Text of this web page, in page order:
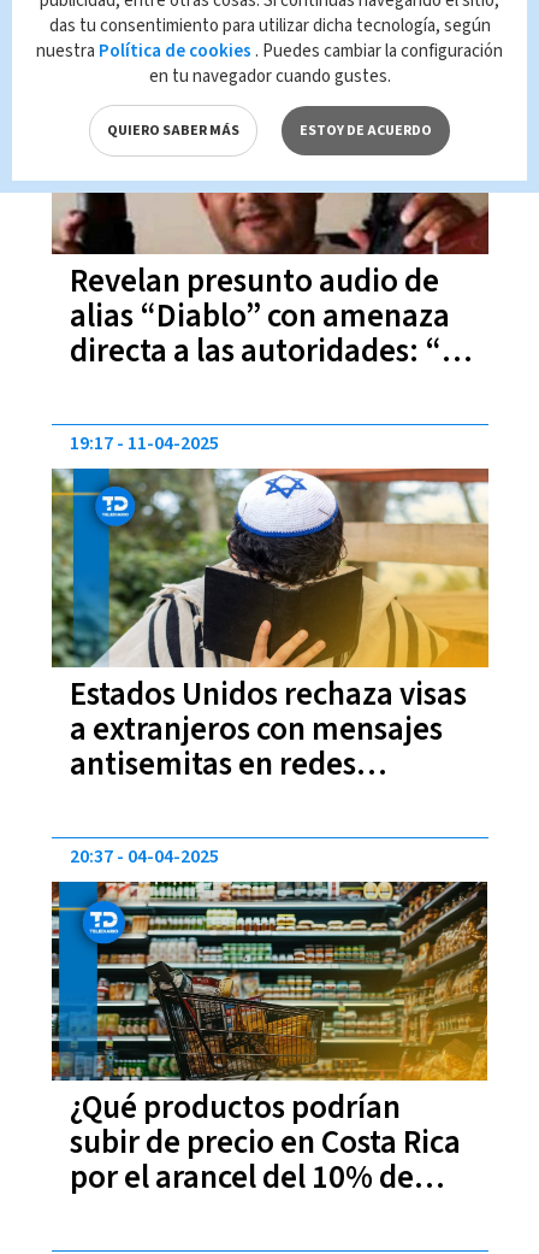
Revelan presunto audio de
alias “Diablo” con amenaza
directa a las autoridades: “A
10:53 01-05-2025
Estados Unidos rechaza visas
a extranjeros con mensajes
antisemitas en redes
19:17 11-04-2025
¿Qué productos podrían
subir de precio en Costa Rica
por el arancel del 10% de
20:37 04-04-2025
das tu consentimiento para utilizar dicha tecnología, según
nuestra Política de cookies . Puedes cambiar la configuración
en tu navegador cuando gustes.
QUIERO SABER MÁS ESTOY DE ACUERDO